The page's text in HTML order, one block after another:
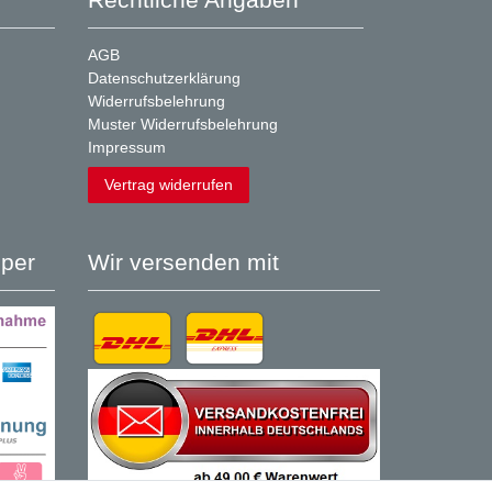
AGB
Datenschutzerklärung
Widerrufsbelehrung
Muster Widerrufsbelehrung
Impressum
Vertrag widerrufen
Wir versenden mit